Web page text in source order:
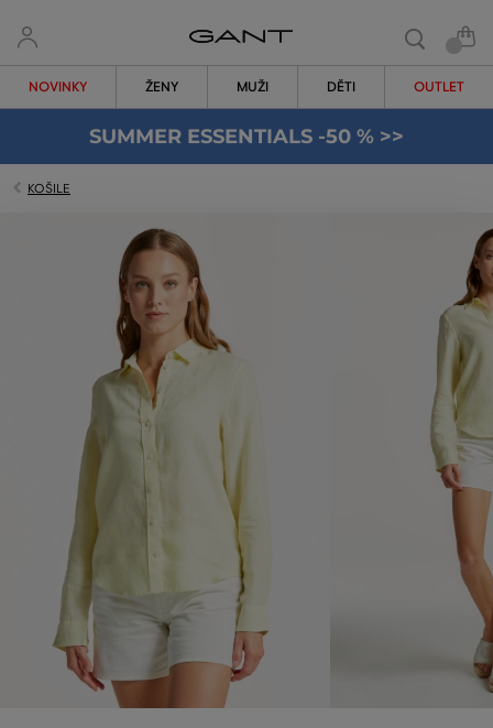
NOVINKY ŽENY MUŽI DĚTI OUTLET
SUMMER ESSENTIALS -50 % >>
KOŠILE